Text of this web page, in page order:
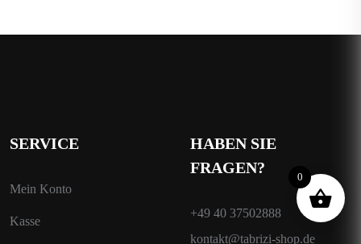
SERVICE
Mein Konto
Kasse
HABEN SIE
FRAGEN?
+49 40 37502888
kontakt@tabrizi-shop.de
0